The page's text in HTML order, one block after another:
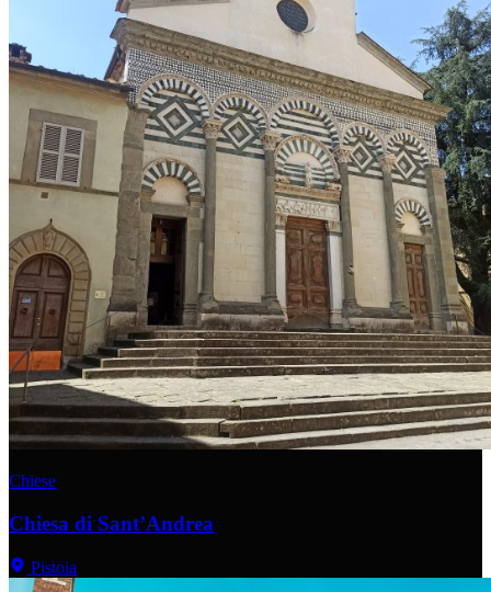
Chiese
Chiesa di Sant’Andrea
Pistoia